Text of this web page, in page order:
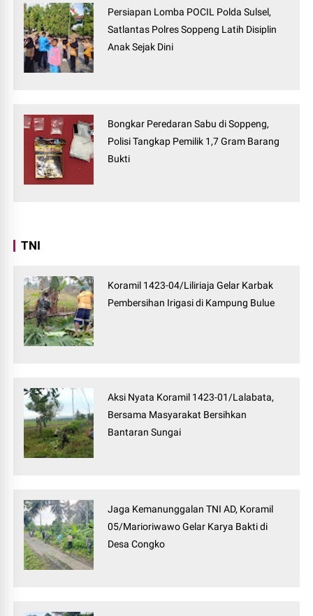
Persiapan Lomba POCIL Polda Sulsel,
Satlantas Polres Soppeng Latih Disiplin
Anak Sejak Dini
Bongkar Peredaran Sabu di Soppeng,
Polisi Tangkap Pemilik 1,7 Gram Barang
Bukti
TNI
Koramil 1423-04/Liliriaja Gelar Karbak
Pembersihan Irigasi di Kampung Bulue
Aksi Nyata Koramil 1423-01/Lalabata,
Bersama Masyarakat Bersihkan
Bantaran Sungai
Jaga Kemanunggalan TNI AD, Koramil
05/Marioriwawo Gelar Karya Bakti di
Desa Congko